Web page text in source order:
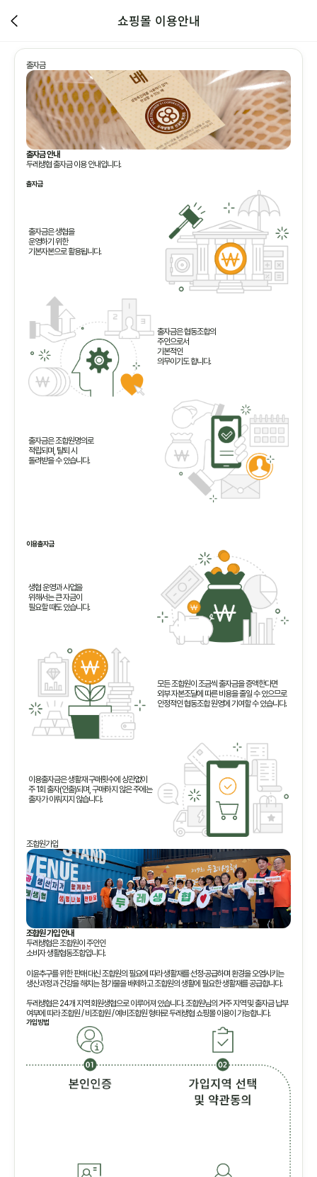
쇼핑몰 이용안내
출자금
출자금 안내
두레생협 출자금 이용 안내입니다.
출자금
출자금은 생협을
운영하기 위한
기본자본으로 활용됩니다.
출자금은 협동조합의
주인으로서
기본적인
의무이기도 합니다.
출자금은 조합원명의로
적립되며, 탈퇴 시
돌려받을 수 있습니다.
이용출자금
생협 운영과 사업을
위해서는 큰 자금이
필요할 때도 있습니다.
모든 조합원이 조금씩 출자금을 증액한다면
외부 자본조달에 따른 비용을 줄일 수 있으므로
안정적인 협동조합 원영에 기여할 수 있습니다.
이용출자금은 생활재 구매횟수에 상관없이
주 1회 출자(인출)되며, 구매하지 않은 주에는
출자가 이뤄지지 않습니다.
조합원가입
조합원 가입 안내
두레생협은 조합원이 주인인
소비자 생활협동조합입니다.
이윤추구를 위한 판매 대신 조합원의 필요에 따라 생활재를 선정·공급하며 환경을 오염시키는
생산과정과 건강을 해치는 첨가물을 배제하고 조합원의 생활에 필요한 생활재를 공급합니다.
두레생협은 24개 지역 회원생협으로 이루어져 있습니다. 조합원님의 거주 지역 및 출자금 납부
여부에 따라 조합원 / 비조합원 / 예비조합원 형태로 두레생협 쇼핑몰 이용이 가능합니다.
가입방법